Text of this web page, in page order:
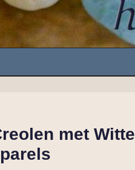
met Witte